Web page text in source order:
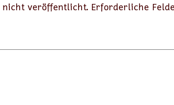
nicht veröffentlicht. Erforderliche